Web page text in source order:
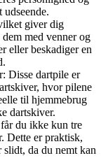
udseende.
giver dig
med venner og
eller beskadiger en
Disse dartpile er
hvor pilene
til hjemmebrug
dartskiver.
du ikke kun tre
Dette er praktisk,
slidt, da du nemt kan